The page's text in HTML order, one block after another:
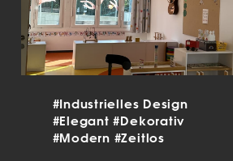
#Industrielles Design
#Elegant#Dekorativ
#Modern #Zeitlos